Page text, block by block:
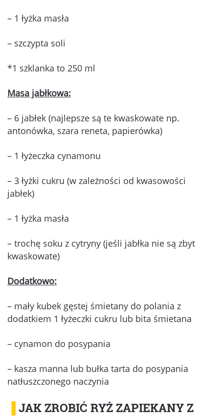
– 1 łyżka masła
– szczypta soli
*1 szklanka to 250 ml
Masa jabłkowa:
– 6 jabłek (najlepsze są te kwaskowate np.
antonówka, szara reneta, papierówka)
– 1 łyżeczka cynamonu
– 3 łyżki cukru (w zależności od kwasowości
jabłek)
– 1 łyżka masła
– trochę soku z cytryny (jeśli jabłka nie są zbyt
kwaskowate)
Dodatkowo:
– mały kubek gęstej śmietany do polania z
dodatkiem 1 łyżeczki cukru lub bita śmietana
– cynamon do posypania
– kasza manna lub bułka tarta do posypania
natłuszczonego naczynia
JAK ZROBIĆ RYŻ ZAPIEKANY Z